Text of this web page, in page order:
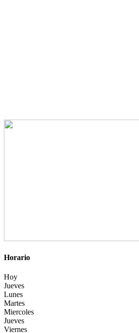
Horario
Hoy
Jueves
Lunes
Martes
Miercoles
Jueves
Viernes